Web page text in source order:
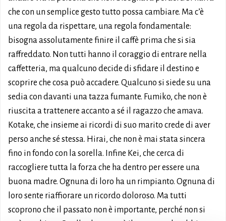
che con un semplice gesto tutto possa cambiare. Ma c’è
una regola da rispettare, una regola fondamentale:
bisogna assolutamente finire il caffè prima che si sia
raffreddato. Non tutti hanno il coraggio di entrare nella
caffetteria, ma qualcuno decide di sfidare il destino e
scoprire che cosa può accadere. Qualcuno si siede su una
sedia con davanti una tazza fumante. Fumiko, che non è
riuscita a trattenere accanto a sé il ragazzo che amava.
Kotake, che insieme ai ricordi di suo marito crede di aver
perso anche sé stessa. Hirai, che non è mai stata sincera
fino in fondo con la sorella. Infine Kei, che cerca di
raccogliere tutta la forza che ha dentro per essere una
buona madre. Ognuna di loro ha un rimpianto. Ognuna di
loro sente riaffiorare un ricordo doloroso. Ma tutti
scoprono che il passato non è importante, perché non si